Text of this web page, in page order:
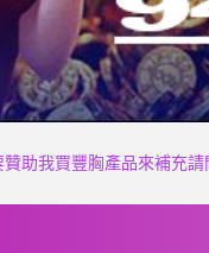
贊助我買豐胸產品來補充